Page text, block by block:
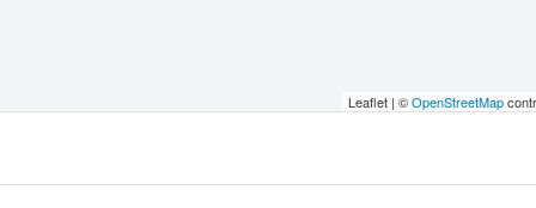
Leaflet | ©OpenStreetMap